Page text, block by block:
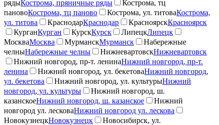
рядыКострома, пряничные ряды
Кострома, тц
пановоКострома, тц паново Кострома, ул. титоваКострома,
ул. титова
КраснодарКраснодар КрасноярскКрасноярск
КурганКурган КурскКурск ЛипецкЛипецк
МоскваМосква МурманскМурманск
Набережные
челныНабережные челны НижневартовскНижневартовск
Нижний новгород, пр-т. ленинаНижний новгород, пр-т.
ленина
Нижний новгород, ул. бекетоваНижний новгород,
ул. бекетова
Нижний новгород, ул. культурыНижний
новгород, ул. культуры
Нижний новгород, ш.
казанскоеНижний новгород, ш. казанское
Нижний
новгород ул. лесковаНижний новгород ул. лескова
НовокузнецкНовокузнецк
Новосибирск, ул.